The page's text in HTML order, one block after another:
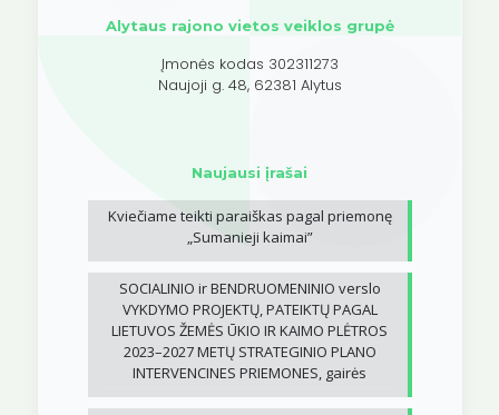
Alytaus rajono vietos veiklos grupė
Įmonės kodas 302311273
Naujoji g. 48, 62381 Alytus
Naujausi įrašai
Kviečiame teikti paraiškas pagal priemonę
„Sumanieji kaimai”
SOCIALINIO ir BENDRUOMENINIO verslo
VYKDYMO PROJEKTŲ, PATEIKTŲ PAGAL
LIETUVOS ŽEMĖS ŪKIO IR KAIMO PLĖTROS
2023–2027 METŲ STRATEGINIO PLANO
INTERVENCINES PRIEMONES, gairės